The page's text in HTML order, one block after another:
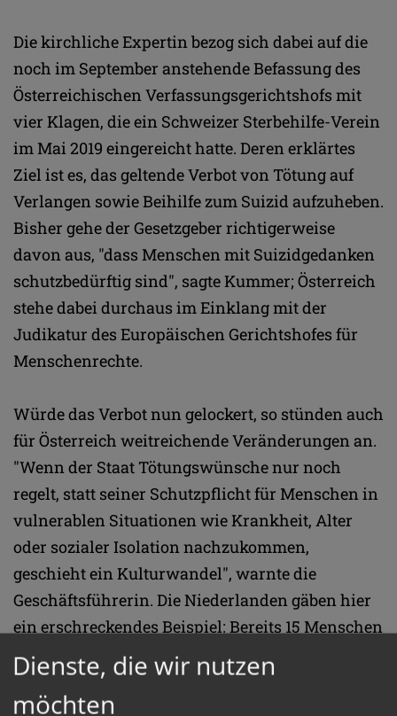
Die kirchliche Expertin bezog sich dabei auf die
noch im September anstehende Befassung des
Österreichischen Verfassungsgerichtshofs mit
vier Klagen, die ein Schweizer Sterbehilfe-Verein
im Mai 2019 eingereicht hatte. Deren erklärtes
Ziel ist es, das geltende Verbot von Tötung auf
Verlangen sowie Beihilfe zum Suizid aufzuheben.
Bisher gehe der Gesetzgeber richtigerweise
davon aus, "dass Menschen mit Suizidgedanken
schutzbedürftig sind", sagte Kummer; Österreich
stehe dabei durchaus im Einklang mit der
Judikatur des Europäischen Gerichtshofes für
Menschenrechte.
Würde das Verbot nun gelockert, so stünden auch
für Österreich weitreichende Veränderungen an.
"Wenn der Staat Tötungswünsche nur noch
regelt, statt seiner Schutzpflicht für Menschen in
vulnerablen Situationen wie Krankheit, Alter
oder sozialer Isolation nachzukommen,
geschieht ein Kulturwandel", warnte die
Geschäftsführerin. Die Niederlanden gäben hier
ein erschreckendes Beispiel: Bereits 15 Menschen
pro Tag sterben dort inzwischen durch
sogenannte "Euthanasie", die inzwischen auch
für Kinder und psychisch Kranke erlaubt ist.
Dienste, die wir nutzen
möchten